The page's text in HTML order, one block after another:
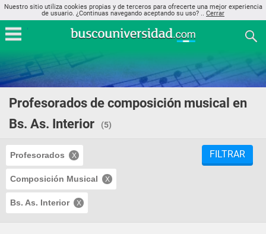
Nuestro sitio utiliza cookies propias y de terceros para ofrecerte una mejor experiencia
de usuario. ¿Continuas navegando aceptando su uso? .. Cerrar
Profesorados de composición musical en
Bs. As. Interior
(5)
Profesorados
Composición Musical
Bs. As. Interior
FILTRAR